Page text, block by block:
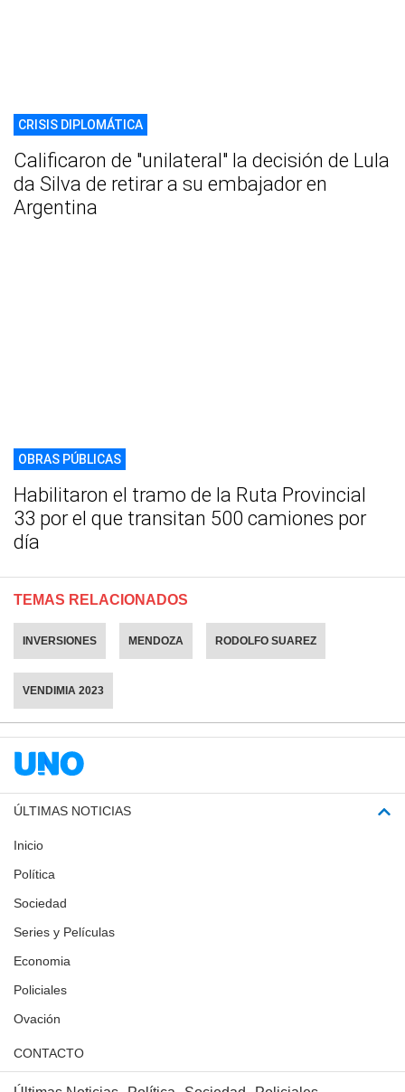
CRISIS DIPLOMÁTICA
Calificaron de "unilateral" la decisión de Lula
da Silva de retirar a su embajador en
Argentina
OBRAS PÚBLICAS
Habilitaron el tramo de la Ruta Provincial
33 por el que transitan 500 camiones por
día
TEMAS RELACIONADOS
INVERSIONES MENDOZA RODOLFO SUAREZ
VENDIMIA 2023
ÚLTIMAS NOTICIAS
Inicio
Política
Sociedad
Series y Películas
Economia
Policiales
Ovación
CONTACTO